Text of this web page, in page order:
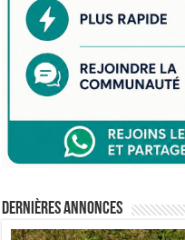
Dernières annonces